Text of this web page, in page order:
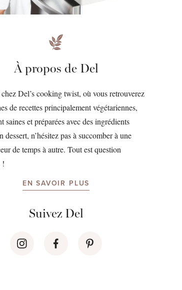
À propos de Del
Del’s cooking twist, où vous retrouverez
de recettes principalement végétariennes,
saines et préparées avec des ingrédients
dessert, n’hésitez pas à succomber à une
de temps à autre. Tout est question
!
EN SAVOIR PLUS
Suivez Del